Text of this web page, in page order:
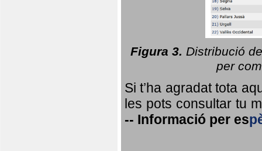
Figura 3. Distribució
per
Si t’ha agradat tota
les pots consultar tu
-- Informació per es